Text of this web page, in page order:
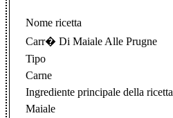
Nome ricetta
Carr� Di Maiale Alle Prugne
Tipo
Carne
Ingrediente principale della ricetta
Maiale